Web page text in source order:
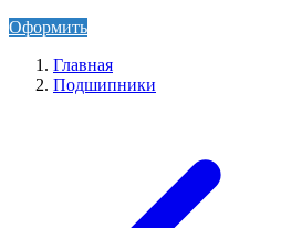
Оформить
Главная
Подшипники